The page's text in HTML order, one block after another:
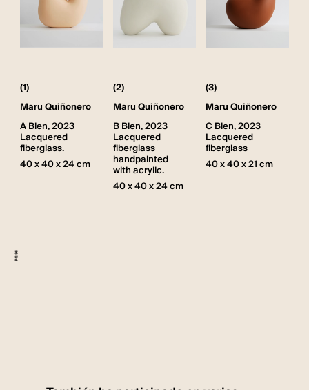
(1)
Maru Quiñonero
A Bien, 2023
Lacquered
fiberglass.
40 x 40 x 24 cm
(2)
Maru Quiñonero
B Bien, 2023
Lacquered
fiberglass
handpainted
with acrylic.
40 x 40 x 24 cm
(3)
Maru Quiñonero
C Bien, 2023
Lacquered
fiberglass
40 x 40 x 21 cm